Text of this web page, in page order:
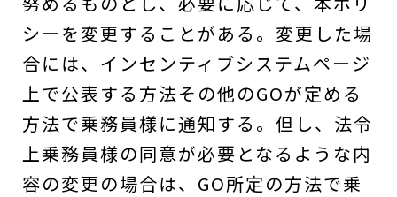
シーを変更することがある。変更した場
合には、インセンティブシステムページ
上で公表する方法その他のGOが定める
方法で乗務員様に通知する。但し、法令
上乗務員様の同意が必要となるような内
容の変更の場合は、GO所定の方法で乗